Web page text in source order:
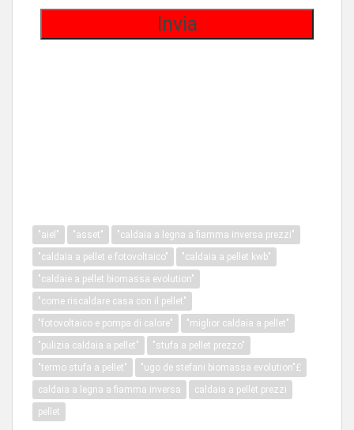
"aiel" "asset"
"caldaia a legna a fiamma inversa prezzi"
"caldaia a pellet e fotovoltaico"
"caldaia a pellet kwb"
"caldaie a pellet biomassa evolution"
"come riscaldare casa con il pellet"
"fotovoltaico e pompa di calore"
"miglior caldaia a pellet"
"pulizia caldaia a pellet"
"stufa a pellet prezzo"
"termo stufa a pellet"
"ugo de stefani biomassa evolution"£
caldaia a legna a fiamma inversa
caldaia a pellet prezzi
pellet